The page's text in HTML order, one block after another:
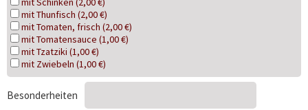
mit Thunfisch (2,00 €)
mit Tomaten, frisch (2,00 €)
mit Tomatensauce (1,00 €)
mit Tzatziki (1,00 €)
mit Zwiebeln (1,00 €)
Besonderheiten